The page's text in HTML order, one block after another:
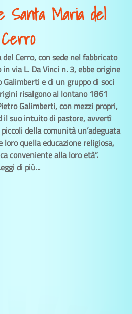
Santa Maria del
Cerro
del Cerro, con sede nel fabbricato
via L. Da Vinci n. 3, ebbe origine
Galimberti e di un gruppo di soci
risalgono al lontano 1861
Galimberti, con mezzi propri,
il suo intuito di pastore, avvertì
della comunità un’adeguata
quella educazione religiosa,
conveniente alla loro età”.
di più...